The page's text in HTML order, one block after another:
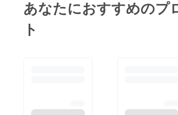
あなたにおすすめのプ
ト